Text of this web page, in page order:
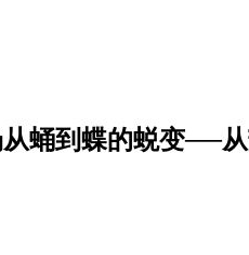
蛹到蝶的蜕变──